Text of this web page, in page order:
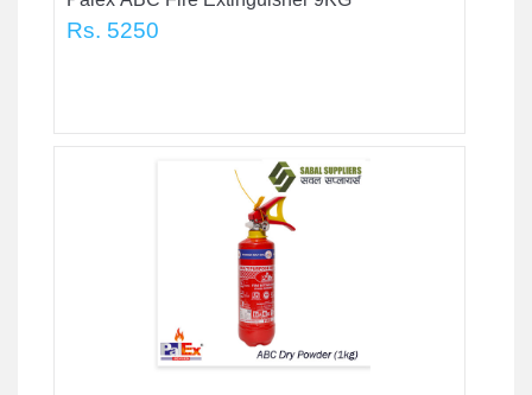
Rs. 5250